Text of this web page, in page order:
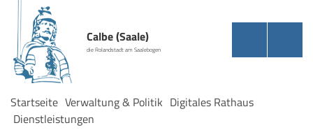
Calbe (Saale)
die Rolandstadt am Saalebogen
Startseite Verwaltung & Politik Digitales Rathaus
Dienstleistungen